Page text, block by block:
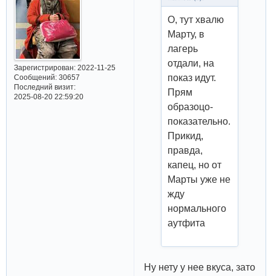
Зарегистрирован: 2022-11-25
Сообщений:30657
Последний визит:
2025-08-20 22:59:20
О, тут хвалю
Марту, в
лагерь
отдали, на
показ идут.
Прям
образоцо-
показательно.
Прикид,
правда,
капец, но от
Марты уже не
жду
нормального
аутфита
Ну нету у нее вкуса, зато